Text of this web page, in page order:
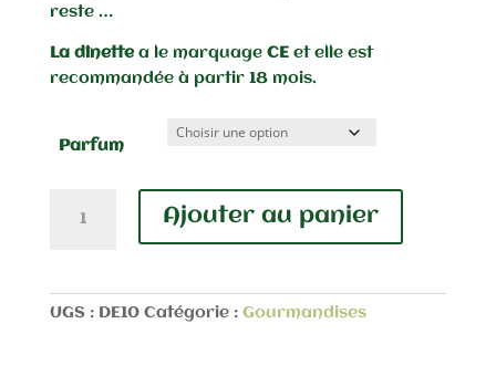
reste …
La dînettea le marquage CEet elle est
recommandée à partir 18 mois.
Parfum
Ajouter au panier
UGS : DE10 Catégorie : Gourmandises